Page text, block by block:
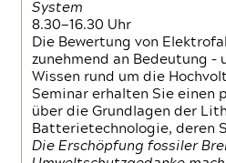
System
8.30—16.30 Uhr
Die Bewertung von
zunehmend an Bedeutung –
Wissen rund um die
Seminar erhalten Sie einen
über die Grundlagen der
Batterietechnologie, deren
Die Erschöpfung fossiler